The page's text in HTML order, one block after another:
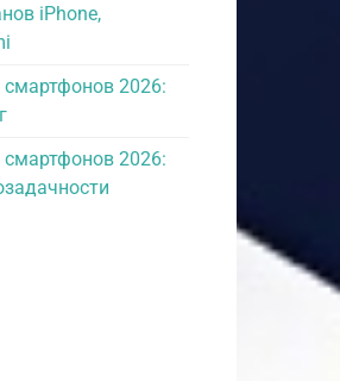
iPhone,
2026:
2026: